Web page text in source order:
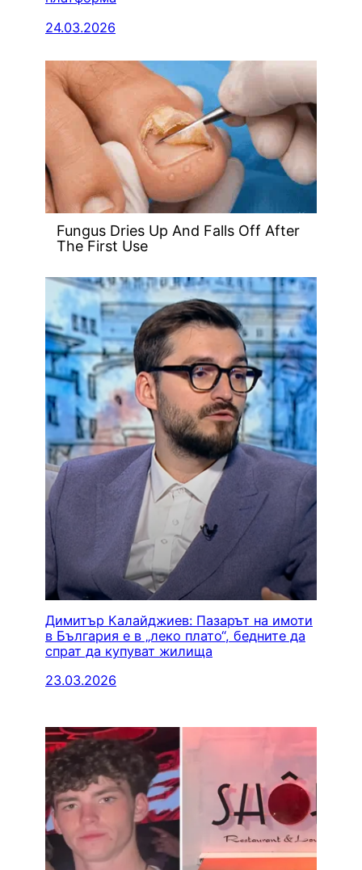
24.03.2026
Fungus Dries Up And Falls Off After
The First Use
Димитър Калайджиев: Пазарът на имоти
в България е в „леко плато“, бедните да
спрат да купуват жилища
23.03.2026